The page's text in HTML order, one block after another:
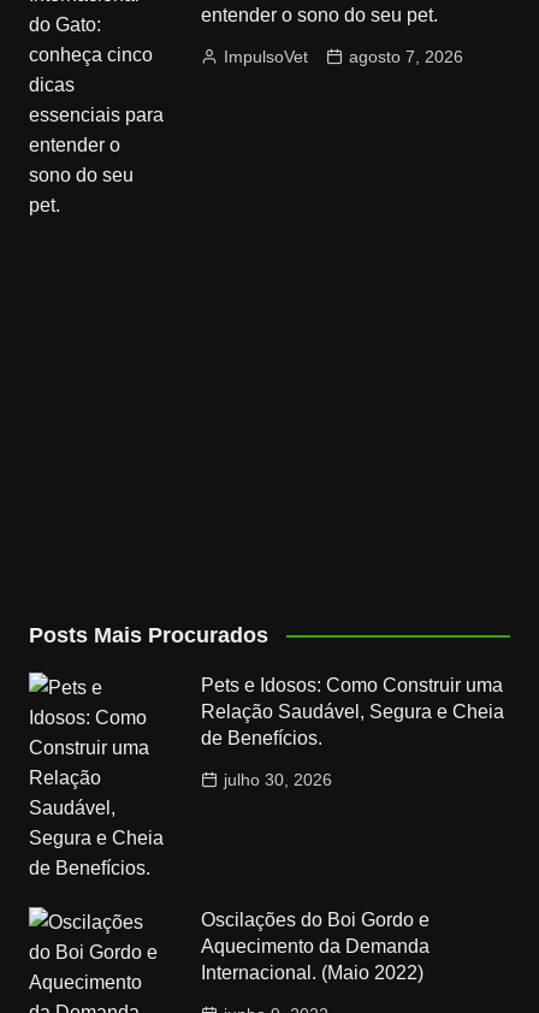
entender o sono do seu pet.
ImpulsoVet agosto 7, 2026
Posts Mais Procurados
Pets e Idosos: Como Construir uma
Relação Saudável, Segura e Cheia
de Benefícios.
julho 30, 2026
Oscilações do Boi Gordo e
Aquecimento da Demanda
Internacional. (Maio 2022)